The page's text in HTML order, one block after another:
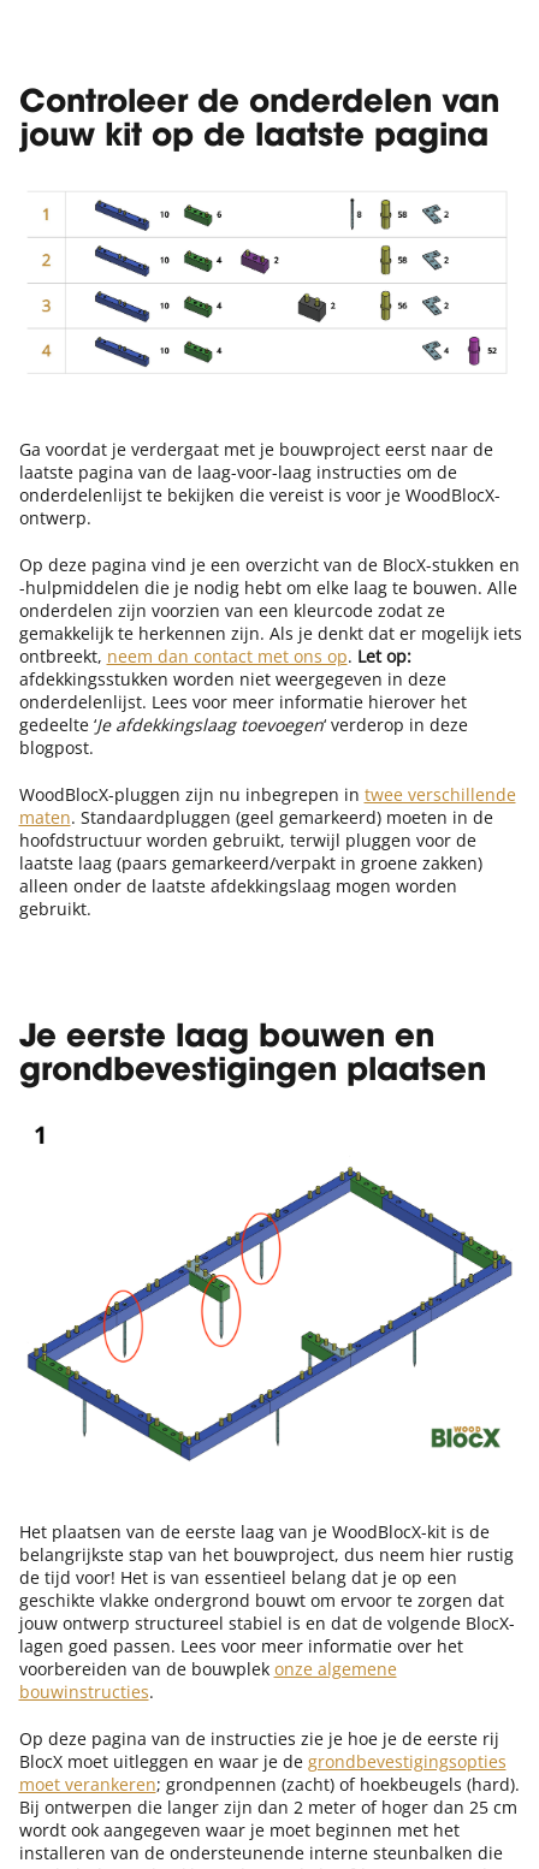
Controleer de onderdelen van
jouw kit op de laatste pagina
Ga voordat je verdergaat met je bouwproject eerst naar de
laatste pagina van de laag-voor-laag instructies om de
onderdelenlijst te bekijken die vereist is voor je WoodBlocX-
ontwerp.
Op deze pagina vind je een overzicht van de BlocX-stukken en
-hulpmiddelen die je nodig hebt om elke laag te bouwen. Alle
onderdelen zijn voorzien van een kleurcode zodat ze
gemakkelijk te herkennen zijn. Als je denkt dat er mogelijk iets
ontbreekt, neem dan contact met ons op. Let op:
afdekkingsstukken worden niet weergegeven in deze
onderdelenlijst. Lees voor meer informatie hierover het
gedeelte ‘Je afdekkingslaag toevoegen‘ verderop in deze
blogpost.
WoodBlocX-pluggen zijn nu inbegrepen in twee verschillende
maten. Standaardpluggen (geel gemarkeerd) moeten in de
hoofdstructuur worden gebruikt, terwijl pluggen voor de
laatste laag (paars gemarkeerd/verpakt in groene zakken)
alleen onder de laatste afdekkingslaag mogen worden
gebruikt.
Je eerste laag bouwen en
grondbevestigingen plaatsen
Het plaatsen van de eerste laag van je WoodBlocX-kit is de
belangrijkste stap van het bouwproject, dus neem hier rustig
de tijd voor! Het is van essentieel belang dat je op een
geschikte vlakke ondergrond bouwt om ervoor te zorgen dat
jouw ontwerp structureel stabiel is en dat de volgende BlocX-
lagen goed passen. Lees voor meer informatie over het
voorbereiden van de bouwplek onze algemene
bouwinstructies.
Op deze pagina van de instructies zie je hoe je de eerste rij
BlocX moet uitleggen en waar je de grondbevestigingsopties
moet verankeren; grondpennen (zacht) of hoekbeugels (hard).
Bij ontwerpen die langer zijn dan 2 meter of hoger dan 25 cm
wordt ook aangegeven waar je moet beginnen met het
installeren van de ondersteunende interne steunbalken die